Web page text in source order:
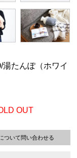
湯たんぽ（ホワイ
OUT
ついて問い合わせる